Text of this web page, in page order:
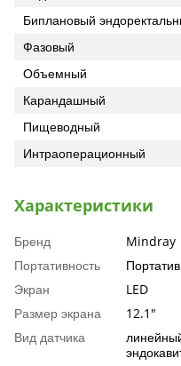
Биплановый
Фазовый
Объемный
Карандашный
Пищеводный
Интраоперационный
Характеристики
Бренд
Mindray
Портативность
Экран
LED
Размер экрана
12.1"
Вид датчика